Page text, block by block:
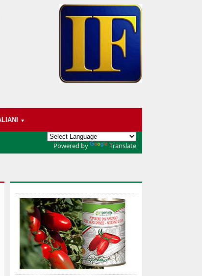
Powered by Translate